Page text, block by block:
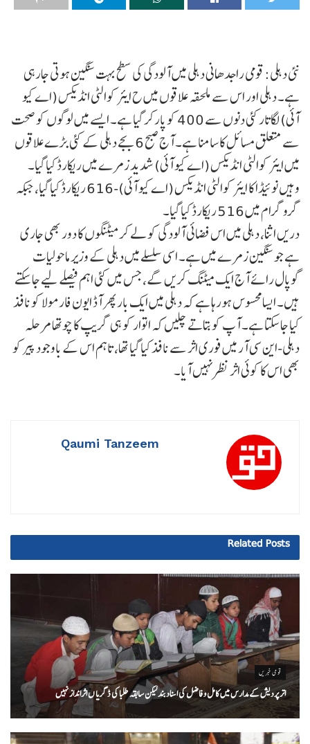
نئی دہلی: قومی راجدھانی دہلی میں آلودگی کی سطح بہت سنگین ہوتی جارہی
ہے۔ دہلی اور اس سے ملحقہ علاقوں میں ح ایئر کوالٹی انڈیکس (اے کیو
آئی) لگاتار کئی دنوں سے 400 کو پارکر گیا ہے۔ ایسے میں لوگوں کو صحت
سے متعلق مسائل کا سامنا ہے۔ آج صبح 6 بجے دہلی کے کئی بڑے علاقوں
میں ایئر کوالٹی انڈیکس (اے کیو آئی) شدید زمرے میں ریکارڈ کیا گیا۔
وہیں نوئیڈا کا ایئر کوالٹی انڈیکس (اے کیو آئی)-616 ریکارڈ کیا گیا، جبکہ
گروگرام میں 516 ریکارڈ کیا گیا۔
دریں اثنا، دہلی میں اس فضائی آلودگی کو لے کر میٹنگوں کا دور بھی جاری
ہے جو سنگین زمرے میں ہے۔ اسی سلسلے میں دہلی کے وزیر ماحولیات
گوپال رائے آج ایک میٹنگ کریں گے، جس میں کئی اہم فیصلے لیے جا سکتے
ہیں۔ ایسا محسوس ہورہا ہے کہ دہلی میں ایک بار پھر آڈ ایون فارمولا کو نافذ
کیا جاسکتا ہے۔ آپ کو بتاتے چلیں کہ اتوار کو ہی گریپ کا چوتھا مرحلہ
دہلی-این سی آر میں فوری اثر سے نافذ کیا گیا تھا، تاہم اس کے باوجود پیر کو
بھی اس کا کوئی اثر نظر نہیں آیا۔
Qaumi Tanzeem
Related Posts
قومی خبریں
اتر پردیش کےمدارس میں کامل و فاضل کی اسناد بند لیکن سابقہ طلبا کی ڈگریا ں اثرانداز نہیں